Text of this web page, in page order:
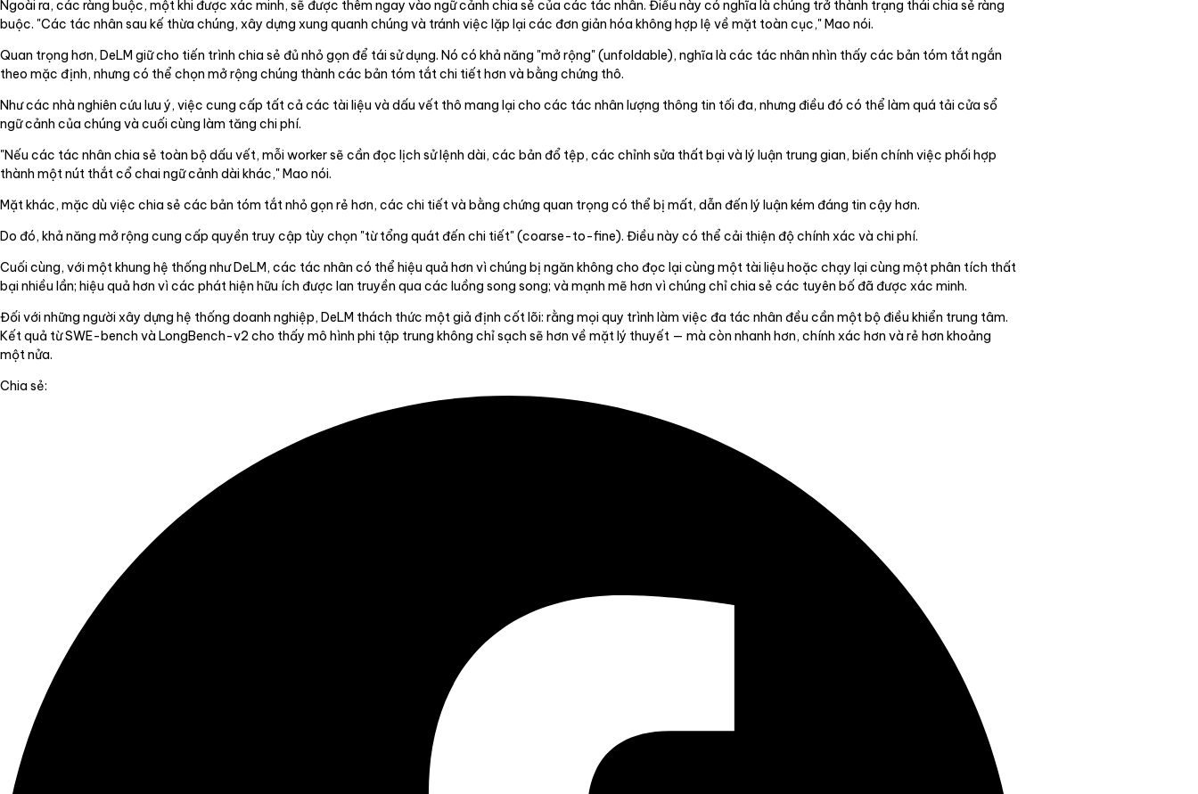
Ngoài ra, các ràng buộc, một khi được xác minh, sẽ được thêm ngay vào ngữ cảnh chia sẻ của các tác nhân. Điều này có nghĩa là chúng trở thành trạng thái chia sẻ ràng
buộc. "Các tác nhân sau kế thừa chúng, xây dựng xung quanh chúng và tránh việc lặp lại các đơn giản hóa không hợp lệ về mặt toàn cục," Mao nói.
Quan trọng hơn, DeLM giữ cho tiến trình chia sẻ đủ nhỏ gọn để tái sử dụng. Nó có khả năng "mở rộng" (unfoldable), nghĩa là các tác nhân nhìn thấy các bản tóm tắt ngắn
theo mặc định, nhưng có thể chọn mở rộng chúng thành các bản tóm tắt chi tiết hơn và bằng chứng thô.
Như các nhà nghiên cứu lưu ý, việc cung cấp tất cả các tài liệu và dấu vết thô mang lại cho các tác nhân lượng thông tin tối đa, nhưng điều đó có thể làm quá tải cửa sổ
ngữ cảnh của chúng và cuối cùng làm tăng chi phí.
"Nếu các tác nhân chia sẻ toàn bộ dấu vết, mỗi worker sẽ cần đọc lịch sử lệnh dài, các bản đổ tệp, các chỉnh sửa thất bại và lý luận trung gian, biến chính việc phối hợp
thành một nút thắt cổ chai ngữ cảnh dài khác," Mao nói.
Mặt khác, mặc dù việc chia sẻ các bản tóm tắt nhỏ gọn rẻ hơn, các chi tiết và bằng chứng quan trọng có thể bị mất, dẫn đến lý luận kém đáng tin cậy hơn.
Do đó, khả năng mở rộng cung cấp quyền truy cập tùy chọn "từ tổng quát đến chi tiết" (coarse-to-fine). Điều này có thể cải thiện độ chính xác và chi phí.
Cuối cùng, với một khung hệ thống như DeLM, các tác nhân có thể hiệu quả hơn vì chúng bị ngăn không cho đọc lại cùng một tài liệu hoặc chạy lại cùng một phân tích thất
bại nhiều lần; hiệu quả hơn vì các phát hiện hữu ích được lan truyền qua các luồng song song; và mạnh mẽ hơn vì chúng chỉ chia sẻ các tuyên bố đã được xác minh.
Đối với những người xây dựng hệ thống doanh nghiệp, DeLM thách thức một giả định cốt lõi: rằng mọi quy trình làm việc đa tác nhân đều cần một bộ điều khiển trung tâm.
Kết quả từ SWE-bench và LongBench-v2 cho thấy mô hình phi tập trung không chỉ sạch sẽ hơn về mặt lý thuyết — mà còn nhanh hơn, chính xác hơn và rẻ hơn khoảng
một nửa.
Chia sẻ: